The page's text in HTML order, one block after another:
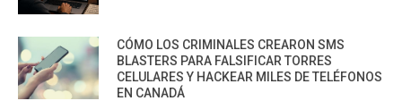
CÓMO LOS CRIMINALES CREARON SMS
BLASTERS PARA FALSIFICAR TORRES
CELULARES Y HACKEAR MILES DE TELÉFONOS
EN CANADÁ